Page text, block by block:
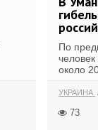
По
около
УКРАИНА
73